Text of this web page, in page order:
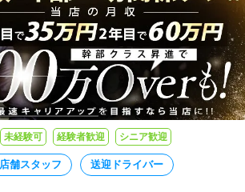
未経験可 経験者歓迎 シニア歓迎
店舗スタッフ 送迎ドライバー